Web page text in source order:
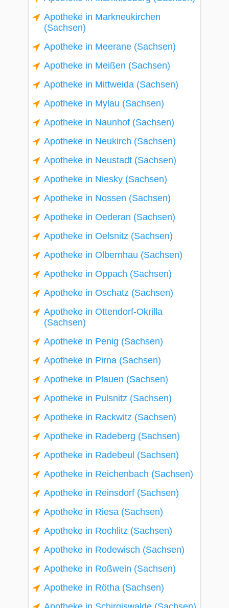
Apotheke in Markneukirchen
(Sachsen)
Apotheke in Meerane (Sachsen)
Apotheke in Meißen (Sachsen)
Apotheke in Mittweida (Sachsen)
Apotheke in Mylau (Sachsen)
Apotheke in Naunhof (Sachsen)
Apotheke in Neukirch (Sachsen)
Apotheke in Neustadt (Sachsen)
Apotheke in Niesky (Sachsen)
Apotheke in Nossen (Sachsen)
Apotheke in Oederan (Sachsen)
Apotheke in Oelsnitz (Sachsen)
Apotheke in Olbernhau (Sachsen)
Apotheke in Oppach (Sachsen)
Apotheke in Oschatz (Sachsen)
Apotheke in Ottendorf-Okrilla
(Sachsen)
Apotheke in Penig (Sachsen)
Apotheke in Pirna (Sachsen)
Apotheke in Plauen (Sachsen)
Apotheke in Pulsnitz (Sachsen)
Apotheke in Rackwitz (Sachsen)
Apotheke in Radeberg (Sachsen)
Apotheke in Radebeul (Sachsen)
Apotheke in Reichenbach (Sachsen)
Apotheke in Reinsdorf (Sachsen)
Apotheke in Riesa (Sachsen)
Apotheke in Rochlitz (Sachsen)
Apotheke in Rodewisch (Sachsen)
Apotheke in Roßwein (Sachsen)
Apotheke in Rötha (Sachsen)